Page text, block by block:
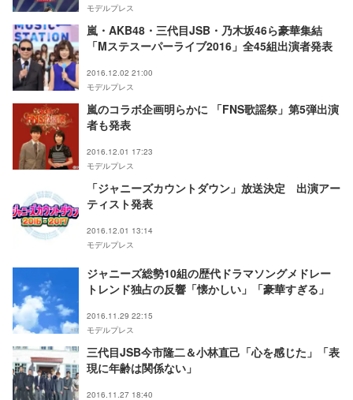
モデルプレス
嵐・AKB48・三代目JSB・乃木坂46ら豪華集結
「Mステスーパーライブ2016」全45組出演者発表
2016.12.02 21:00
モデルプレス
嵐のコラボ企画明らかに 「FNS歌謡祭」第5弾出演
者も発表
2016.12.01 17:23
モデルプレス
「ジャニーズカウントダウン」放送決定 出演アー
ティスト発表
2016.12.01 13:14
モデルプレス
ジャニーズ総勢10組の歴代ドラマソングメドレー
トレンド独占の反響「懐かしい」「豪華すぎる」
2016.11.29 22:15
モデルプレス
三代目JSB今市隆二＆小林直己「心を感じた」「表
現に年齢は関係ない」
2016.11.27 18:40